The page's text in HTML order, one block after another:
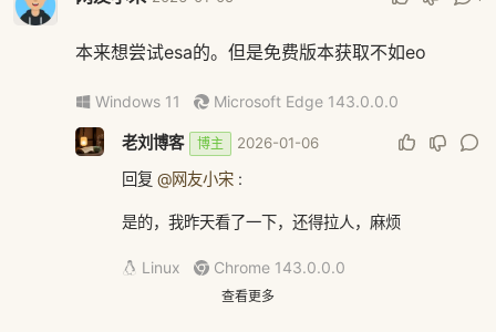
本来想尝试esa的。但是免费版本获取不如eo
Windows 11 Microsoft Edge 143.0.0.0
老刘博客 博主 2026-01-06
回复 @网友小宋:
是的，我昨天看了一下，还得拉人，麻烦
Linux Chrome 143.0.0.0
查看更多